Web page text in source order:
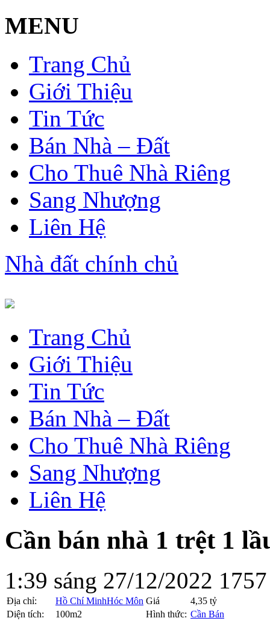
MENU
Trang Chủ
Giới Thiệu
Tin Tức
Bán Nhà – Đất
Cho Thuê Nhà Riêng
Sang Nhượng
Liên Hệ
Nhà đất chính chủ
Trang Chủ
Giới Thiệu
Tin Tức
Bán Nhà – Đất
Cho Thuê Nhà Riêng
Sang Nhượng
Liên Hệ
Cần bán nhà 1 trệt 1
1:39 sáng 27/12/2022
Địa chỉ: Hồ Chí MinhHóc Môn Giá
4,35 tỷ
Diện tích:
100m2 Hình thức: Cần Bán